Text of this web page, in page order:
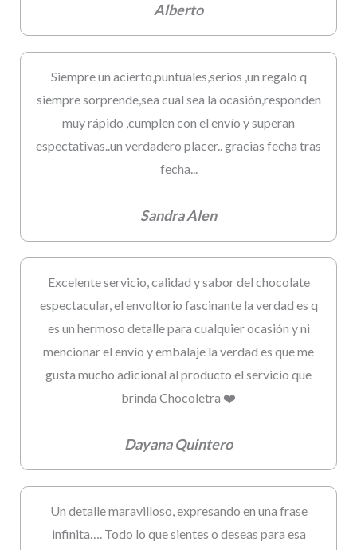
Alberto
Siempre un acierto,puntuales,serios ,un regalo q
siempre sorprende,sea cual sea la ocasión,responden
muy rápido ,cumplen con el envío y superan
espectativas..un verdadero placer.. gracias fecha tras
fecha...
Sandra Alen
Excelente servicio, calidad y sabor del chocolate
espectacular, el envoltorio fascinante la verdad es q
es un hermoso detalle para cualquier ocasión y ni
mencionar el envío y embalaje la verdad es que me
gusta mucho adicional al producto el servicio que
brinda Chocoletra ❤️
Dayana Quintero
Un detalle maravilloso, expresando en una frase
infinita…. Todo lo que sientes o deseas para esa